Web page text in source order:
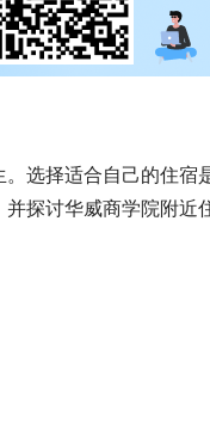
选择适合自己的住宿
探讨华威商学院附近